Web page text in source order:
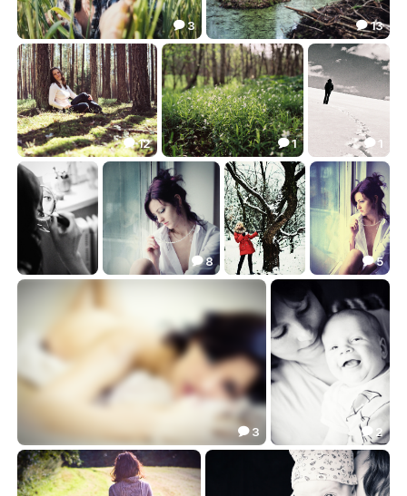
Таня
7.40
 3
Там, где водятся бобры...
34.28
 13
В весеннем лесу...
14.12
 12
Почти ранее утро в лесу...
9.52
 1
На край земли...
8.52
 1
make-up Двое у окна_2
 8
Зимний чай
14.40
Двое у окна
48.82
 5
***
35.97
 3
Нежность
4.59
 2